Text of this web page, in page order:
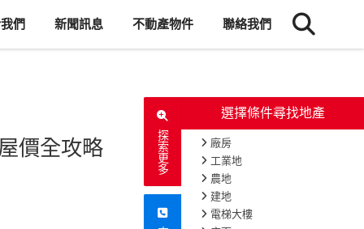
們 新聞訊息 不動產物件 聯絡我們
價全攻略